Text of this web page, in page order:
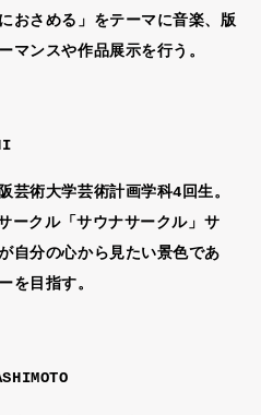
おさめる」をテーマに音楽、版
マンスや作品展示を行う。
芸術大学芸術計画学科4回生。
クル「サウナサークル」サ
自分の心から見たい景色であ
を目指す。